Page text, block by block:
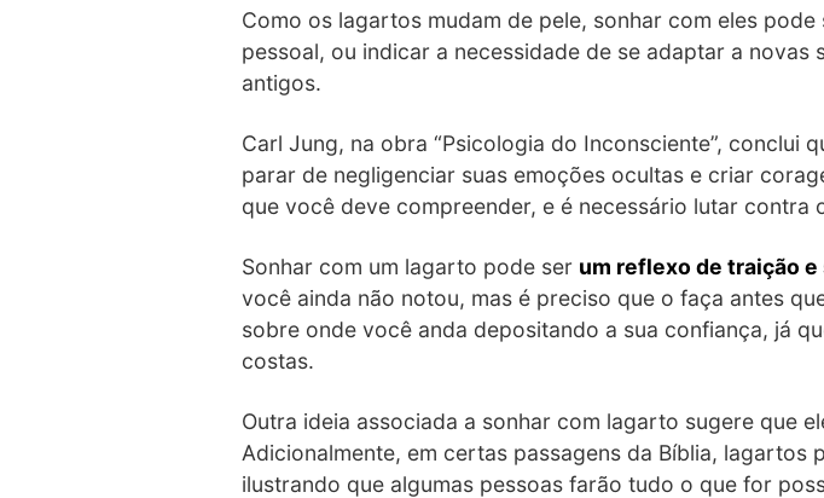
Como os lagartos mudam de pele, sonhar com eles
pessoal, ou indicar a necessidade de se adaptar a
antigos.
Carl Jung, na obra “Psicologia do Inconsciente”, conclui
parar de negligenciar suas emoções ocultas e criar
que você deve compreender, e é necessário lutar
Sonhar com um lagarto pode ser um reflexo de traição
você ainda não notou, mas é preciso que o faça antes
sobre onde você anda depositando a sua confiança, já
costas.
Outra ideia associada a sonhar com lagarto sugere que
Adicionalmente, em certas passagens da Bíblia, lagartos
ilustrando que algumas pessoas farão tudo o que for